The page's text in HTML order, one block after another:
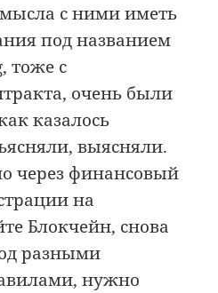
с ними иметь
под названием
тоже с
очень были
казалось
выясняли.
через финансовый
на
Блокчейн, снова
разными
нужно